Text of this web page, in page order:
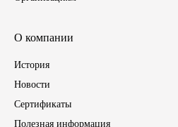
Инструмент
Шины
О компании
История
Новости
Сертификаты
Полезная информация